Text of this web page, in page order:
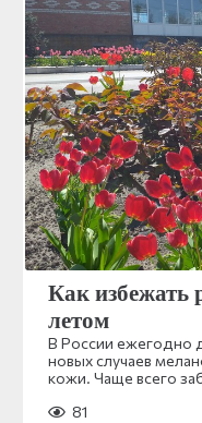
Как избежать
летом
В России ежегодно
новых случаев
кожи. Чаще всего
81